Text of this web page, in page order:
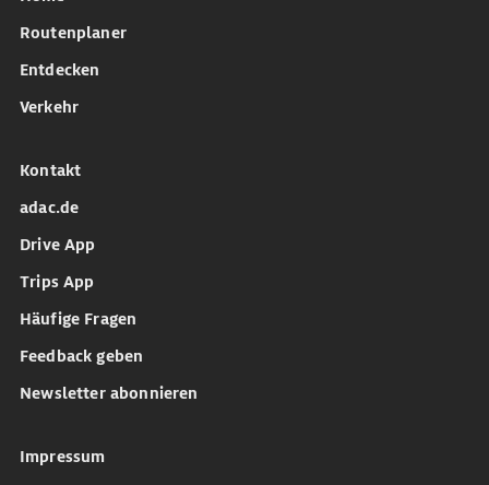
Routenplaner
Entdecken
Verkehr
Kontakt
adac.de
Drive App
Trips App
Häufige Fragen
Feedback geben
Newsletter abonnieren
Impressum